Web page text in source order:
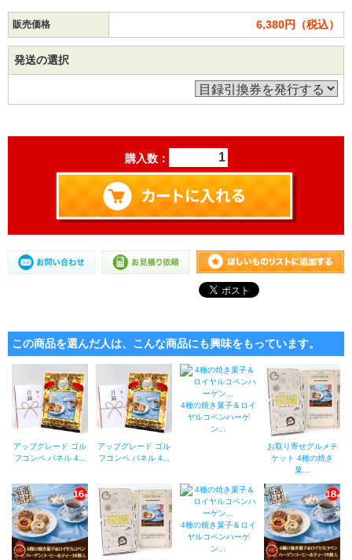
販売価格 6,380円（税込）
発送の選択
購入数：
この商品を選んだ人は、こんな商品にも興味をもっています。
アップグレード ゴル
フコンペ パネル 4...
アップグレード ゴル
フコンペ パネル 4...
4種の焼き菓子＆ロイ
ヤルコペンハーゲ
ン...
お取り寄せグルメチ
ケット 4種の焼き
菓...
4種の焼き菓子＆ロイ
ヤルコペンハーゲ
ン...